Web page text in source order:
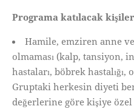
Programa katılacak
Hamile, emziren anne
olmaması (kalp, tansiyon,
hastaları, böbrek
Gruptaki herkesin diyeti
değerlerine göre kişiye